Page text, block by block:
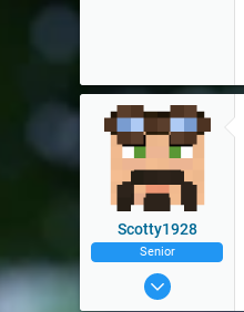
Scotty1928
Senior
12 Aug 2014